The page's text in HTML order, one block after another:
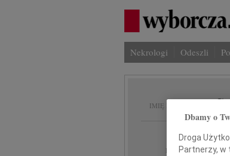
Nekrologi Odeszli
IMIĘ I NAZWISKO:
REGION:
DATA EMISJI:
Dbamy o
Droga
Partnerzy, w